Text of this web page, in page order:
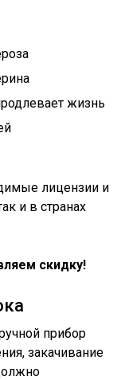
жизнь
лицензии и
и в странах
скидку!
прибор
закачивание